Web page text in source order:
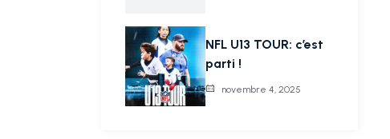
NFL U13 TOUR: c’est
parti !
novembre 4, 2025